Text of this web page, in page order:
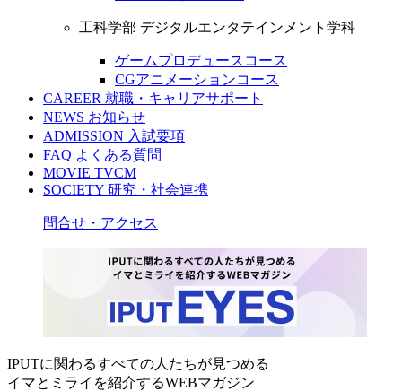
工科学部 デジタルエンタテインメント学科
ゲームプロデュースコース
CGアニメーションコース
CAREER 就職・キャリアサポート
NEWS お知らせ
ADMISSION 入試要項
FAQ よくある質問
MOVIE TVCM
SOCIETY 研究・社会連携
問合せ・アクセス
IPUTに関わるすべての人たちが見つめる
イマとミライを紹介するWEBマガジン